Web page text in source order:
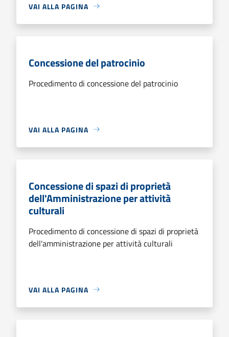
VAI ALLA PAGINA
Concessione del patrocinio
Procedimento di concessione del patrocinio
VAI ALLA PAGINA
Concessione di spazi di proprietà
dell'Amministrazione per attività
culturali
Procedimento di concessione di spazi di proprietà
dell'amministrazione per attività culturali
VAI ALLA PAGINA